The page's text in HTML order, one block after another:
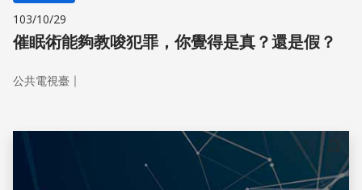
103/10/29
催眠術能夠教唆犯罪，你覺得是真？還是假？
公共電視臺 ｜
儲存